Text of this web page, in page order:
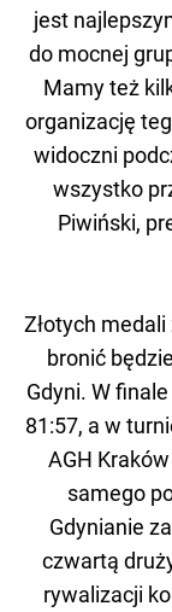
jest
do mocnej
Mamy też
organizację
widoczni
wszystko
Piwiński,
Złotych
bronić
Gdyni. W
81:57, a w
AGH
samego
Gdynianie
czwartą
rywalizacji